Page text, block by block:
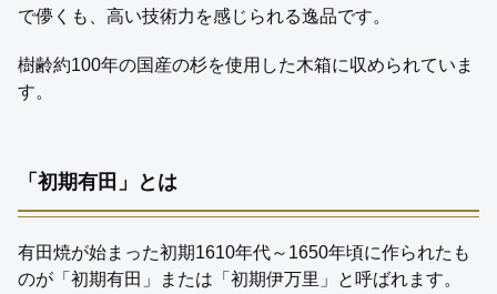
で儚くも、高い技術力を感じられる逸品です。
樹齢約100年の国産の杉を使用した木箱に収められていま
す。
「初期有田」とは
有田焼が始まった初期1610年代～1650年頃に作られたも
のが「初期有田」または「初期伊万里」と呼ばれます。